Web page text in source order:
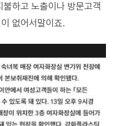
하고 노출이나 방문고객
없어서말이죠.